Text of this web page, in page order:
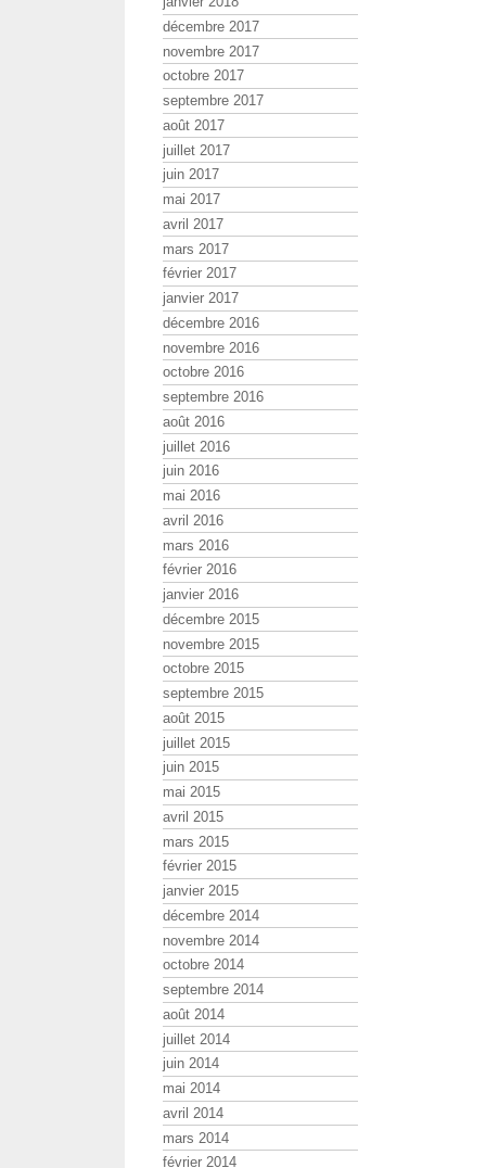
décembre 2017
novembre 2017
octobre 2017
septembre 2017
août 2017
juillet 2017
juin 2017
mai 2017
avril 2017
mars 2017
février 2017
janvier 2017
décembre 2016
novembre 2016
octobre 2016
septembre 2016
août 2016
juillet 2016
juin 2016
mai 2016
avril 2016
mars 2016
février 2016
janvier 2016
décembre 2015
novembre 2015
octobre 2015
septembre 2015
août 2015
juillet 2015
juin 2015
mai 2015
avril 2015
mars 2015
février 2015
janvier 2015
décembre 2014
novembre 2014
octobre 2014
septembre 2014
août 2014
juillet 2014
juin 2014
mai 2014
avril 2014
mars 2014
février 2014